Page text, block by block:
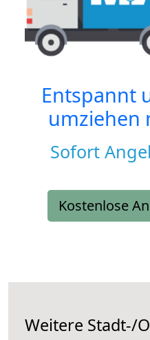
Entspannt
umziehen
Sofort
Kostenlose
Weitere Stadt-/